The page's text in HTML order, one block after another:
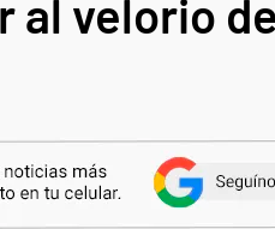
al velorio